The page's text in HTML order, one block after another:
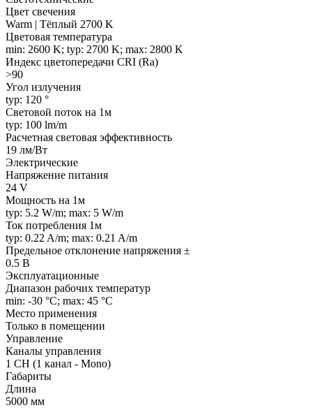
Цвет свечения
Warm | Тёплый 2700 K
Цветовая температура
min: 2600 K; typ: 2700 K; max: 2800 K
Индекс цветопередачи CRI (Ra)
>90
Угол излучения
typ: 120 °
Световой поток на 1м
typ: 100 lm/m
Расчетная световая эффективность
19 лм/Вт
Электрические
Напряжение питания
24 V
Мощность на 1м
typ: 5.2 W/m; max: 5 W/m
Ток потребления 1м
typ: 0.22 A/m; max: 0.21 A/m
Предельное отклонение напряжения ±
0.5 В
Эксплуатационные
Диапазон рабочих температур
min: -30 °C; max: 45 °C
Место применения
Только в помещении
Управление
Каналы управления
1 CH (1 канал - Mono)
Габариты
Длина
5000 мм